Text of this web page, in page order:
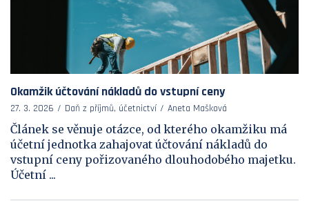
Okamžik účtování nákladů do vstupní ceny
27. 3. 2026 Daň z příjmů, účetnictví Aneta Mašková
Článek se věnuje otázce, od kterého okamžiku má
účetní jednotka zahajovat účtování nákladů do
vstupní ceny pořizovaného dlouhodobého majetku.
Účetní ...